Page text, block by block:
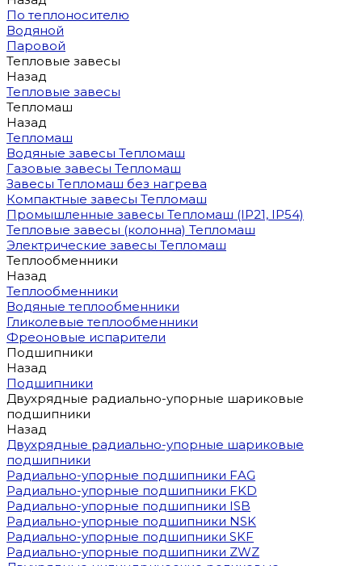
По теплоносителю
Водяной
Паровой
Тепловые завесы
Назад
Тепловые завесы
Тепломаш
Назад
Тепломаш
Водяные завесы Тепломаш
Газовые завесы Тепломаш
Завесы Тепломаш без нагрева
Компактные завесы Тепломаш
Промышленные завесы Тепломаш (IP21, IP54)
Тепловые завесы (колонна) Тепломаш
Электрические завесы Тепломаш
Теплообменники
Назад
Теплообменники
Водяные теплообменники
Гликолевые теплообменники
Фреоновые испарители
Подшипники
Назад
Подшипники
Двухрядные радиально-упорные шариковые
подшипники
Назад
Двухрядные радиально-упорные шариковые
подшипники
Радиально-упорные подшипники FAG
Радиально-упорные подшипники FKD
Радиально-упорные подшипники ISB
Радиально-упорные подшипники NSK
Радиально-упорные подшипники SKF
Радиально-упорные подшипники ZWZ